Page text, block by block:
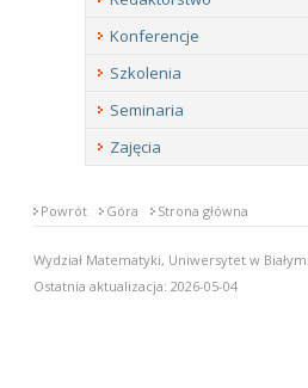
Konferencje
Szkolenia
Seminaria
Zajęcia
Powrót Góra Strona główna
Wydział Matematyki, Uniwersytet w
Ostatnia aktualizacja: 2026-05-04